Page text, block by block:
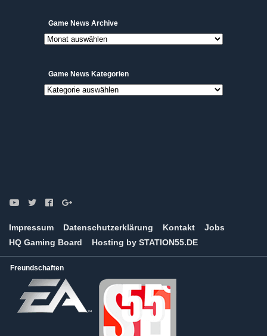
Game News ArchiveGame
News
Archive
Game News Kategorien
Game
Impressum Datenschutzerklärung Kontakt
Jobs
HQ Gaming Board
Hosting by STATION55.DE
Freundschaften